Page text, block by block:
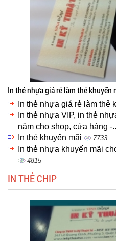
In thẻ nhựa giá rẻ làm thẻ khuyến
In thẻ nhựa giá rẻ làm thẻ
In thẻ nhựa VIP, in thẻ
năm cho shop, cửa hàng -
In thẻ khuyến mãi 7733
In thẻ nhựa khuyến mãi
4815
IN THẺ CHIP